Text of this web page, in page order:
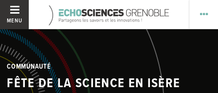
MENU
COMMUNAUTÉ
FÊTE DE LA SCIENCE EN ISÈRE